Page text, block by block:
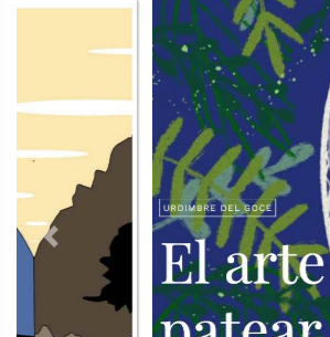
Previous